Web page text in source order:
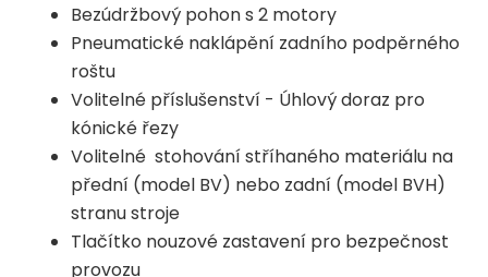
Bezúdržbový pohon s 2 motory
Pneumatické naklápění zadního podpěrného
roštu
Volitelné příslušenství - Úhlový doraz pro
kónické řezy
Volitelné stohování stříhaného materiálu na
přední (model BV) nebo zadní (model BVH)
stranu stroje
Tlačítko nouzové zastavení pro bezpečnost
provozu